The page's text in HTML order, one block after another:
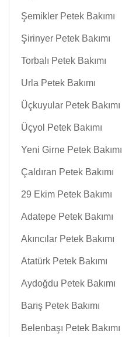
Şemikler Petek Bakımı
Şirinyer Petek Bakımı
Torbalı Petek Bakımı
Urla Petek Bakımı
Üçkuyular Petek Bakımı
Üçyol Petek Bakımı
Yeni Girne Petek Bakımı
Çaldıran Petek Bakımı
29 Ekim Petek Bakımı
Adatepe Petek Bakımı
Akıncılar Petek Bakımı
Atatürk Petek Bakımı
Aydoğdu Petek Bakımı
Barış Petek Bakımı
Belenbaşı Petek Bakımı